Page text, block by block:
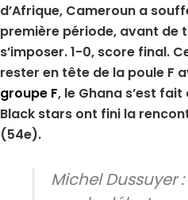
d’Afrique, Cameroun a
première période, avant de
s’imposer. 1-0, score final.
rester en tête de la poule F
groupe F, le Ghana s’est
Black stars ont fini la
(54e).
Michel Dussuyer